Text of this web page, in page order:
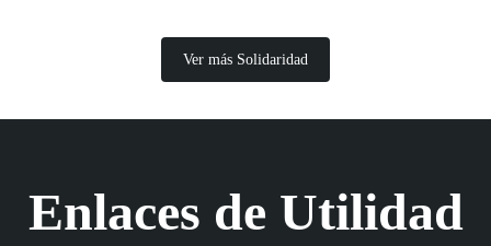
Ver más Solidaridad
Enlaces de Utilidad